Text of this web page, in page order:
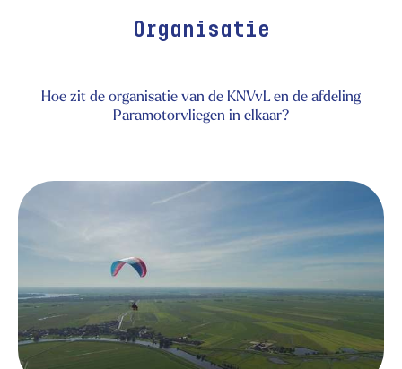
Organisatie
Hoe zit de organisatie van de KNVvL en de afdeling
Paramotorvliegen in elkaar?